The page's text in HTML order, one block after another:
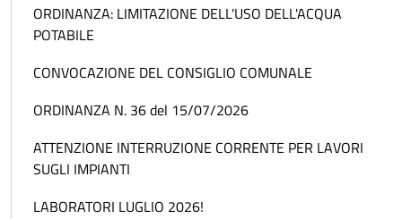
ORDINANZA: LIMITAZIONE DELL'USO DELL'ACQUA
POTABILE
CONVOCAZIONE DEL CONSIGLIO COMUNALE
ORDINANZA N. 36 del 15/07/2026
ATTENZIONE INTERRUZIONE CORRENTE PER LAVORI
SUGLI IMPIANTI
LABORATORI LUGLIO 2026!